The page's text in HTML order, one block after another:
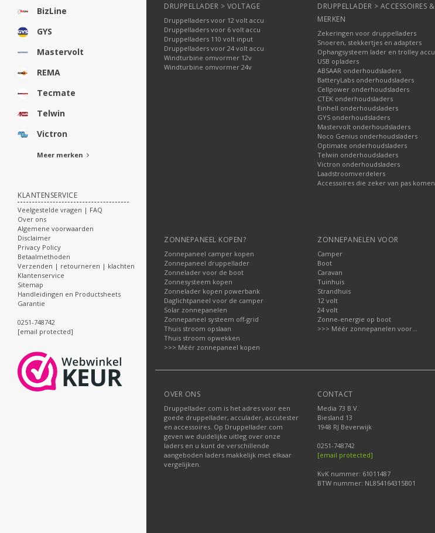
BizLine
GYS
Mastervolt
REMA
Tecmate
Telwin
Victron
Meer merken
KLANTENSERVICE
Veelgestelde vragen | FAQ
Over ons
Algemene voorwaarden
Disclaimer
Privacy Policy
Betaalmethoden
Verzenden | retourneren | klachten
Klantenservice
Sitemap
Handleidingen en Productsheets
Garantie
0251-748742
[email protected]
DRUPPELLADER > VOLTAGE
Druppelladers voor 12 volt accu
Druppelladers voor 6 volt accu
Druppelladers 110 volt input
Druppelladers voor 24 volt accu
Windturbine omvormer 12v
Windturbine omvormer 24v
DRUPPELLADER > ACCESSOIRES &
MERKEN
Zekeringen voor druppelladers
Snoeren, stekkertjes en adapters
Ophangsysteem lader en trolley accu
USB opladers
ABSAAR onderhoudsladers
BatteryLabs onderhoudsladers
Cellpower onderhoudsladers
CTEK onderhoudsladers
Einhell onderhoudsladers
GYS onderhoudsladers
Mastervolt onderhoudsladers
Noco Genius onderhoudsladers
Optimate onderhoudsladers
Telwin onderhoudsladers
Victron onderhoudsladers
Laadstroomverdelers
Accessoires die zeker van pas komen
ZONNEPANEEL KOPEN?
Zonnepaneel camper kopen
Zonnepaneel druppellader
Zonnelader voor de boot
Zonnesysteem kopen
Zonnelader kopen powerbank
Daglichtpaneel voor de camper
Solar zonnepanelen
Zonnepaneel systeem off-grid
Thuis stroom opslaan
Thuis stroom opwekken
>>> Méér zonnepaneel kopen
ZONNEPANELEN VOOR
Camper
Boot
Caravan
Tuinhuis
Strandhuis
12 volt
24 volt
Zonne-energie op boot
>>> Méér zonnepanelen voor...
OVER ONS
Druppellader.com is het adres voor een
goede druppellader, acculader, accutester
en accessoires. Op Druppellader.com
geven we duidelijke uitleg over onze
laders en u kunt de verschillende
aangeboden laders makkelijk met elkaar
vergelijken.
CONTACT
Media 73 B.V.
Biesland 13
1948 RJ Beverwijk
0251-748742
[email protected]
KvK nummer: 61011487
BTW nummer: NL854164315B01